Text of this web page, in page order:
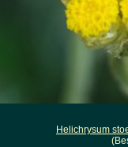
Helichrysum